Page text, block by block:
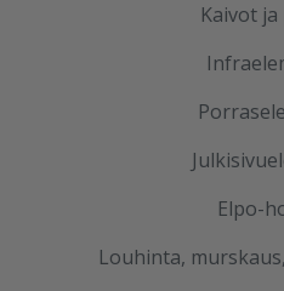
Kaivot
Elpo-
Louhinta,